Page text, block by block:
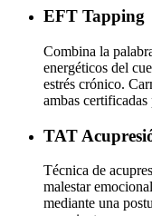
EFT Tapping
Combina la
energéticos del
estrés crónico.
ambas
TAT
Técnica de
malestar
mediante una